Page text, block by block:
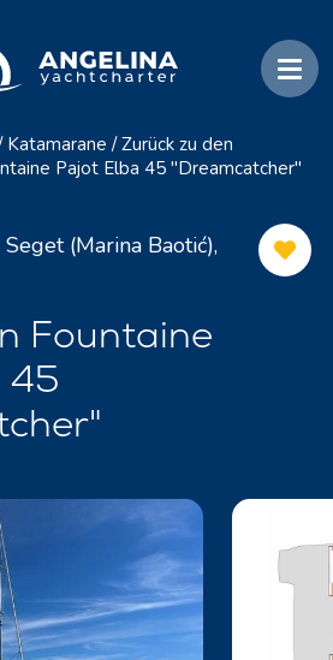
Katamarane / Zurück zu den
Pajot Elba 45 "Dreamcatcher"
(Marina Baotić),
Fountaine
45